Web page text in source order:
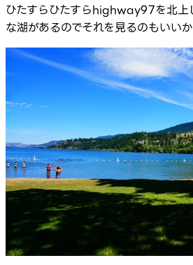
ひたすらひたすらhighway97を北上
な湖があるのでそれを見るのもいいか